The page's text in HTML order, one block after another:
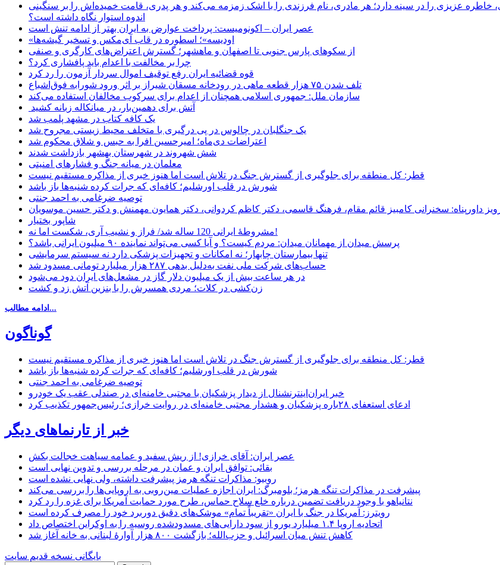
عزیزی را در سینه دارد؛ هر مادری، نام فرزندی را با اشک زمزمه می‌کند و هر پدری، قامت خمیده‌اش را بر سنگینی
اندوه استوار نگاه داشته است؟
عصر ایران – اکونومیست: پرداخت عوارض به ایران بهتر از ادامه تنش است
«اودیسه»؛ اسطوره در قاب آی‌مکس و تسخیر گیشه‌ها
از سکوهای پارس جنوبی تا اصفهان و ماهشهر؛ گسترش اعتراض‌های کارگری و صنفی
چرا بر مخالفت با اعدام باید پافشاری کرد؟
قوه قضائیه ایران رفع توقیف اموال سردار آزمون را رد کرد
تلف شدن ۷۵ هزار قطعه ماهی در رودخانه مسقان شیراز بر اثر ورود شورابه فوق‌اشباع
سازمان ملل: جمهوری اسلامی همچنان از اعدام برای سرکوب مخالفان استفاده می‌کند
آتش برای دهمین‌بار، در میانکاله زبانه کشید
یک کافه کتاب در مشهد پلمب شد
یک جنگلبان در چالوس در پی درگیری با متخلف محیط زیستی مجروح شد
اعتراضات دی‌ماه؛ امیرحسین افرا به حبس و شلاق محکوم شد
شش شهروند در شهرستان بهشهر بازداشت شدند
معلمان در میانه جنگ و فشارهای امنیتی
قطر: کل منطقه برای جلوگیری از گسترش جنگ در تلاش است اما هنوز خبری از مذاکره مستقیم نیست
شورش در قلب اورشلیم؛ کافه‌ای که جرات کرده شنبه‌ها باز باشد
توصیه ضرغامی به احمد جنتی
داورپناه: سخنرانی کامبیز قائم مقام، فرهنگ قاسمی، دکتر کاظم کردوانی، دکتر همایون مهمنش و دکتر حسین موسویان
شاپور بختیار
مشروطۀ ایرانی 120 ساله شد/ فراز و نشیب آری، شکست اما نه!
پرسش میدان از مهمانان میدان: مردم کیست؟ و آیا کسی می‌تواند نماینده ۹۰ میلیون ایرانی باشد؟
تنها بیمارستان چابهار؛ نه امکانات و تجهیزات پزشکی دارد نه سیستم سرمایشی
حساب‌های شرکت ملی نفت به‌دلیل بدهی ۲۸۷ هزار میلیارد تومانی مسدود شد
در هر ساعت بیش از یک میلیون دلار گاز در مشعل‌های ایران دود می‌شود
زن‌کشی در کلات؛ مردی همسرش را با بنزین آتش زد و کشت
ادامه مطالب...
گوناگون
قطر: کل منطقه برای جلوگیری از گسترش جنگ در تلاش است اما هنوز خبری از مذاکره مستقیم نیست
شورش در قلب اورشلیم؛ کافه‌ای که جرات کرده شنبه‌ها باز باشد
توصیه ضرغامی به احمد جنتی
خبر ایران‌اینترنشنال از دیدار پزشکیان با مجتبی خامنه‌ای در صندلی عقب یک خودرو
ادعای استعفای ۲۸باره پزشکیان و هشدار مجتبی خامنه‌ای در روایت خرازی؛ رئیس‌جمهور تکذیب کرد
خبر از تارنماهای دیگر
عصر ایران: آقای خرازی! از ریش سفید و عمامه سیاهت خجالت بکش
بقائی: توافق ایران و عمان در مرحله بررسی و تدوین نهایی است
روبیو: مذاکرات تنگه هرمز پیشرفت داشته، ولی نهایی نشده است
پیشرفت در مذاکرات تنگه هرمز؛ بلومبرگ: ایران اجازه عملیات مین‌روبی به اروپایی‌ها را بررسی می‌کند
نتانیاهو با وجود دریافت تضمین درباره خلع سلاح حماس، طرح مورد حمایت آمریکا برای غزه را رد کرد
رویترز: آمریکا در جنگ با ایران «تقریباً تمام» موشک‌های دقیق دوربرد خود را مصرف کرده است
اتحادیه اروپا ۱.۴ میلیارد یورو از سود دارایی‌های مسدودشده روسیه را به اوکراین ‏اختصاص داد
کاهش تنش میان اسرائیل و حزب‌الله؛ بازگشت ۸۰۰ هزار آوارۀ لبنانی به خانه‌ آغاز شد
بایگانی نسخه قدیم سایت